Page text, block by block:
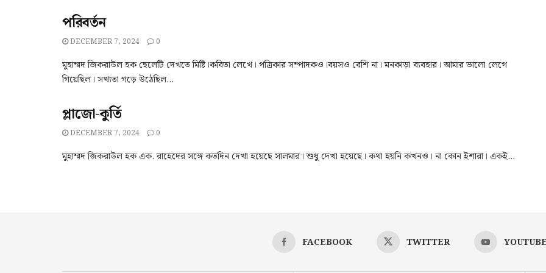
পরিবর্তন
DECEMBER 7, 2024 0
মুহাম্মদ জিকরাউল হক ছেলেটি দেখতে মিষ্টি।কবিতা লেখে। পত্রিকার সম্পাদকও।বয়সও বেশি না। মনকাড়া ব্যবহার। আমার ভালো লেগে
গিয়েছিল। সখ্যতা গড়ে উঠেছিল...
প্লাজো-কুর্তি
DECEMBER 7, 2024 0
মুহাম্মদ জিকরাউল হক এক. রাহেদের সঙ্গে কতদিন দেখা হয়েছে সালমার। শুধু দেখা হয়েছে। কথা হয়নি কখনও। না কোন ইশারা। একই...
FACEBOOK TWITTER